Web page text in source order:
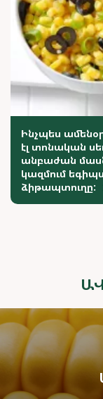
Ինչպես
էլ տոնական
անբաժան
կազմում
ձիթապտուղը: